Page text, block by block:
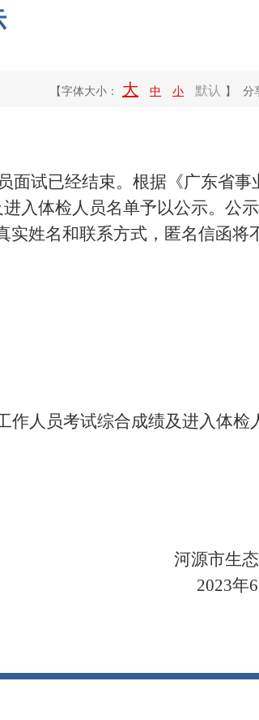
【字体大小： 大 中 小 默认 】 分
面试已经结束。根据《广东省事
入体检人员名单予以公示。公
实姓名和联系方式，匿名信函将
作人员考试综合成绩及进入体检
河源市生
2023年